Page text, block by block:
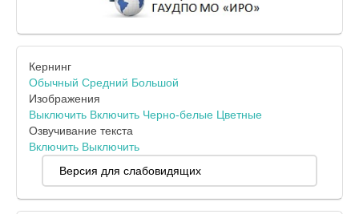
Кернинг
Обычный Средний Большой
Изображения
Выключить Включить Черно-белые Цветные
Озвучивание текста
Включить Выключить
Версия для слабовидящих